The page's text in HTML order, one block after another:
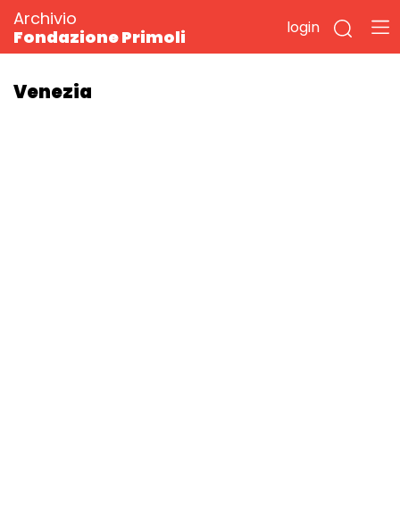
Archivio
Fondazione Primoli
login
Venezia